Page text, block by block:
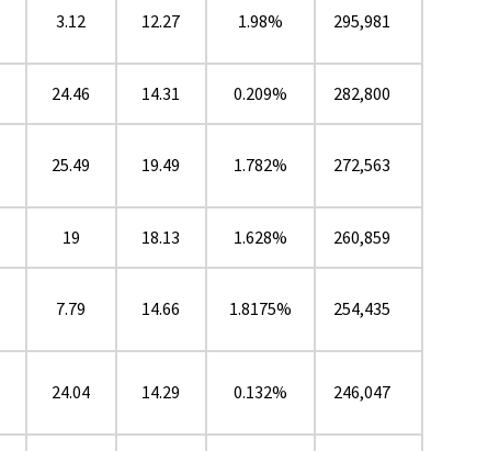
3.12 12.27 1.98% 295,981
24.46 14.31 0.209% 282,800
25.49 19.49 1.782% 272,563
19 18.13 1.628% 260,859
7.79 14.66 1.8175% 254,435
24.04 14.29 0.132% 246,047